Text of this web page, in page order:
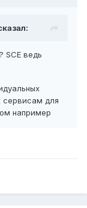
SCE ведь
сервисам для
например